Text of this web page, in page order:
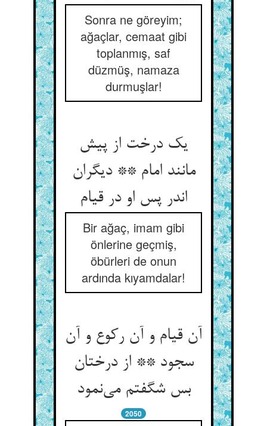
Sonra ne göreyim;
ağaçlar, cemaat gibi
toplanmış, saf
düzmüş, namaza
durmuşlar!
یک درخت از پیش
مانند امام ** دیگران
اندر پس او در قیام
Bir ağaç, imam gibi
önlerine geçmiş,
öbürleri de onun
ardında kıyamdalar!
آن قیام و آن رکوع و آن
سجود ** از درختان
بس شگفتم می‌نمود
2050